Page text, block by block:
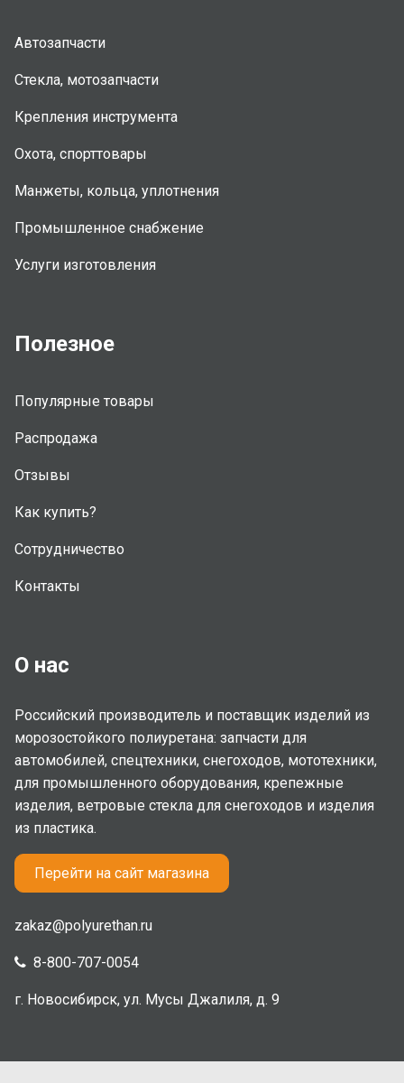
Автозапчасти
Стекла, мотозапчасти
Крепления инструмента
Охота, спорттовары
Манжеты, кольца, уплотнения
Промышленное снабжение
Услуги изготовления
Полезное
Популярные товары
Распродажа
Отзывы
Как купить?
Сотрудничество
Контакты
О нас
Российский производитель и поставщик изделий из
морозостойкого полиуретана: запчасти для
автомобилей, спецтехники, снегоходов, мототехники,
для промышленного оборудования, крепежные
изделия, ветровые стекла для снегоходов и изделия
из пластика.
Перейти на сайт магазина
zakaz@polyurethan.ru
8-800-707-0054
г. Новосибирск, ул. Мусы Джалиля, д. 9